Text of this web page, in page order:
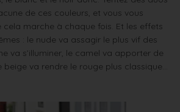
de ces couleurs, et vous vous
marche à chaque fois. Et les effets
: le nude va assagir le plus vif des
va s’illuminer, le camel va apporter de
va rendre le rouge plus classique…